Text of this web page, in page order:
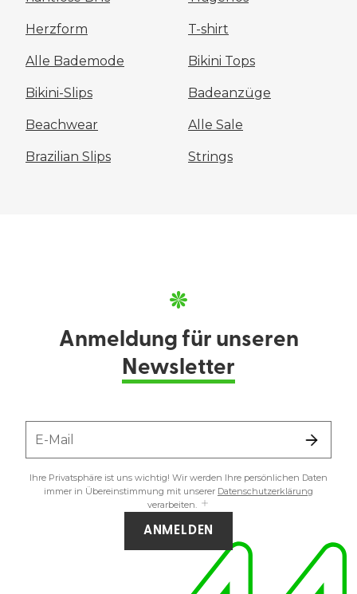
Herzform T-shirt
Alle Bademode Bikini Tops
Bikini-Slips Badeanzüge
Beachwear Alle Sale
Brazilian Slips Strings
Anmeldung für unseren
Newsletter
E-Mail
Ihre Privatsphäre ist uns wichtig! Wir werden Ihre persönlichen Daten
immer in Übereinstimmung mit unserer Datenschutzerklärung
verarbeiten.
ANMELDEN